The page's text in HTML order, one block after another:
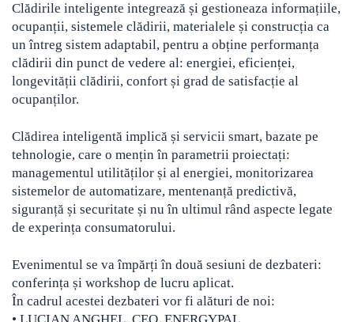
Clădirile inteligente integrează și gestioneaza informațiile,
ocupanții, sistemele clădirii, materialele și construcția ca
un întreg sistem adaptabil, pentru a obține performanța
clădirii din punct de vedere al: energiei, eficienței,
longevității clădirii, confort și grad de satisfacție al
ocupanților.
Clădirea inteligentă implică și servicii smart, bazate pe
tehnologie, care o mențin în parametrii proiectați:
managementul utilităților și al energiei, monitorizarea
sistemelor de automatizare, mentenanță predictivă,
siguranță și securitate și nu în ultimul rând aspecte legate
de experința consumatorului.
Evenimentul se va împărți în două sesiuni de dezbateri:
conferința și workshop de lucru aplicat.
În cadrul acestei dezbateri vor fi alături de noi: